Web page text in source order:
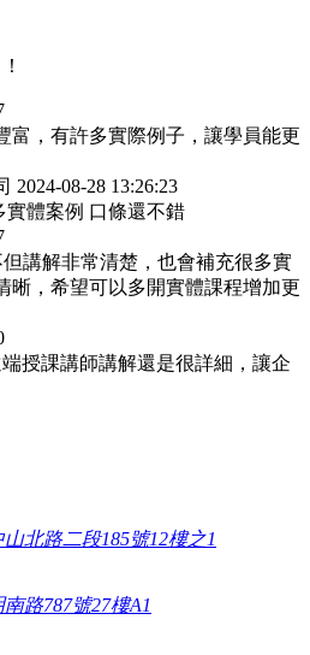
！
富，有許多實際例子，讓學員能更
2024-08-28 13:26:23
實體案例 口條還不錯
講解非常清楚，也會補充很多實
晰，希望可以多開實體課程增加更
端授課講師講解還是很詳細，讓企
北路二段185號12樓之1
路787號27樓A1